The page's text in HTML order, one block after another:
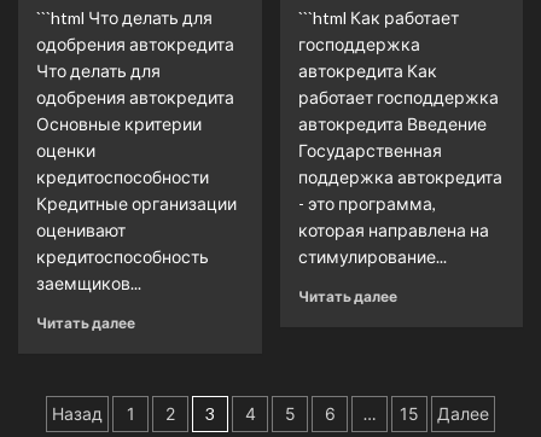
```html Что делать для
одобрения автокредита
Что делать для
одобрения автокредита
Основные критерии
оценки
кредитоспособности
Кредитные организации
оценивают
кредитоспособность
заемщиков...
Читать далее
```html Как работает
господдержка
автокредита Как
работает господдержка
автокредита Введение
Государственная
поддержка автокредита
- это программа,
которая направлена на
стимулирование...
Читать далее
Пагинация
Назад 1 2 3 4 5 6 … 15 Далее